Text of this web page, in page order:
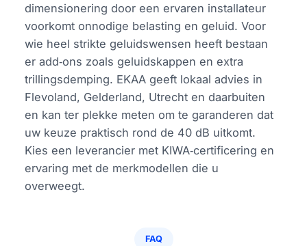
dimensionering door een ervaren installateur
voorkomt onnodige belasting en geluid. Voor
wie heel strikte geluidswensen heeft bestaan
er add‑ons zoals geluidskappen en extra
trillingsdemping. EKAA geeft lokaal advies in
Flevoland, Gelderland, Utrecht en daarbuiten
en kan ter plekke meten om te garanderen dat
uw keuze praktisch rond de 40 dB uitkomt.
Kies een leverancier met KIWA‑certificering en
ervaring met de merkmodellen die u
overweegt.
FAQ